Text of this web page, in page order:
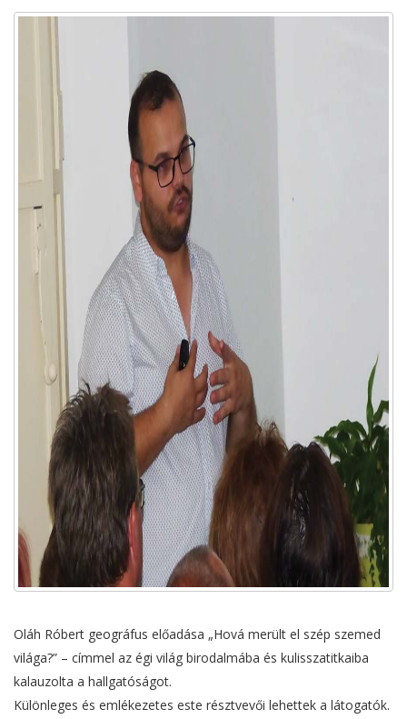
Oláh Róbert geográfus előadása „Hová merült el szép szemed
világa?” – címmel az égi világ birodalmába és kulisszatitkaiba
kalauzolta a hallgatóságot.
Különleges és emlékezetes este résztvevői lehettek a látogatók.